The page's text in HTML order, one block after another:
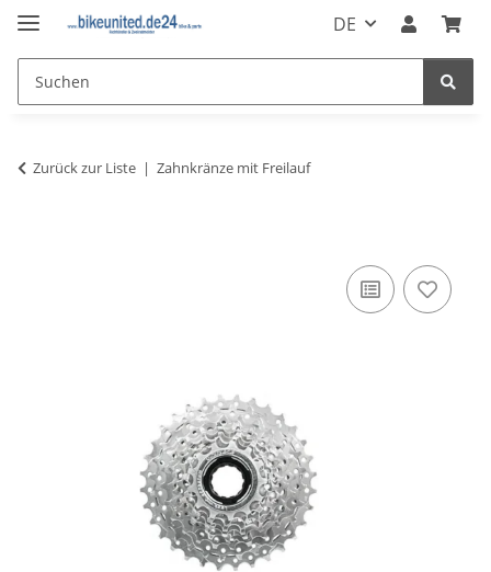
DE
Zurück zur Liste Zahnkränze mit Freilauf